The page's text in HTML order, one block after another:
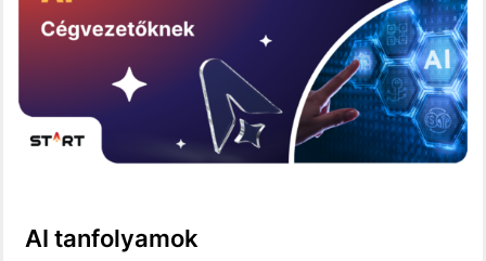
AI tanfolyamok